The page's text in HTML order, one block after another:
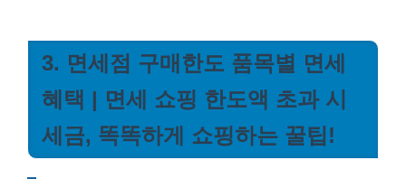
3. 면세점 구매한도 품목별 면세
혜택 | 면세 쇼핑 한도액 초과 시
세금, 똑똑하게 쇼핑하는 꿀팁!